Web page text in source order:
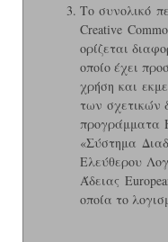
Το συνολικό
Creative
ορίζεται
οποίο έχει
χρήση και
των σχετικών
προγράμματα
«Σύστημα
Ελεύθερου
Άδειας
οποία το